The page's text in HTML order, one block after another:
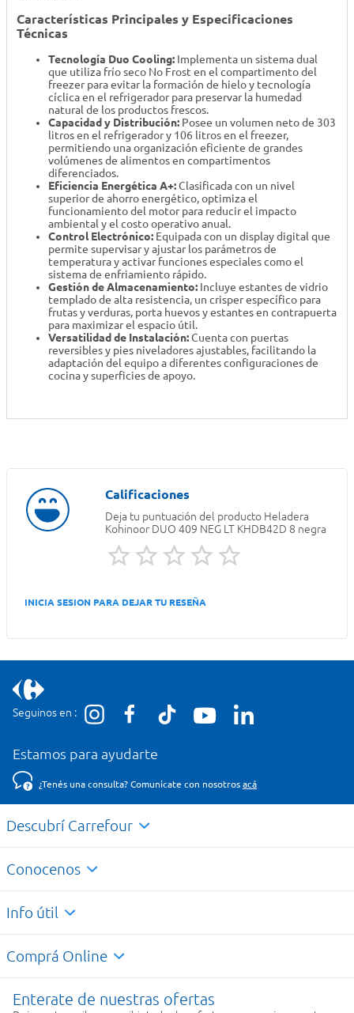
Características Principales y Especificaciones
Técnicas
Tecnología Duo Cooling: Implementa un sistema dual
que utiliza frío seco No Frost en el compartimento del
freezer para evitar la formación de hielo y tecnología
cíclica en el refrigerador para preservar la humedad
natural de los productos frescos.
Capacidad y Distribución: Posee un volumen neto de 303
litros en el refrigerador y 106 litros en el freezer,
permitiendo una organización eficiente de grandes
volúmenes de alimentos en compartimentos
diferenciados.
Eficiencia Energética A+:Clasificada con un nivel
superior de ahorro energético, optimiza el
funcionamiento del motor para reducir el impacto
ambiental y el costo operativo anual.
Control Electrónico: Equipada con un display digital que
permite supervisar y ajustar los parámetros de
temperatura y activar funciones especiales como el
sistema de enfriamiento rápido.
Gestión de Almacenamiento: Incluye estantes de vidrio
templado de alta resistencia, un crisper específico para
frutas y verduras, porta huevos y estantes en contrapuerta
para maximizar el espacio útil.
Versatilidad de Instalación:Cuenta con puertas
reversibles y pies niveladores ajustables, facilitando la
adaptación del equipo a diferentes configuraciones de
cocina y superficies de apoyo.
Deja tu puntuación del producto Heladera
Kohinoor DUO 409 NEG LT KHDB42D 8 negra
INICIA SESION PARA DEJAR TU RESEÑA
Seguinos en :
Estamos para ayudarte
¿Tenés una consulta? Comunicate con nosotros acá
Descubrí Carrefour
Conocenos
Info útil
Comprá Online
Enterate de nuestras ofertas